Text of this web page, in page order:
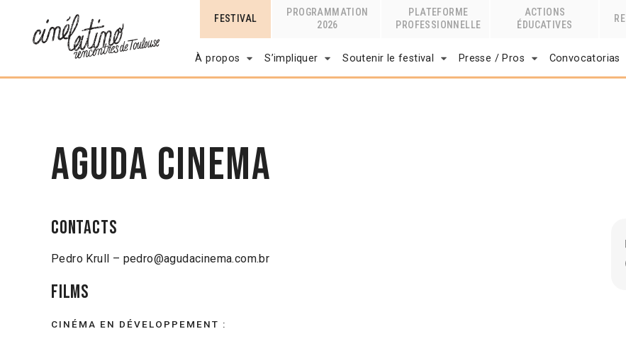
FESTIVAL
PROGRAMMATION
2026
PLATEFORME
PROFESSIONNELLE
ACTIONS
ÉDUCATIVES
À propos S’impliquer Soutenir le festival Presse / Pros Convocatorias
Aguda Cinema
Contacts
Pedro Krull – pedro@agudacinema.com.br
Films
CINÉMA EN DÉVELOPPEMENT :